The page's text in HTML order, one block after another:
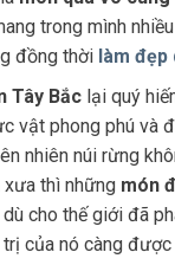
trong mình
đồng thời làm đẹp
Tây Bắclại quý
vật phong phú và
nhiên núi rừng
xưa thì những món
cho thế giới đã
của nó càng